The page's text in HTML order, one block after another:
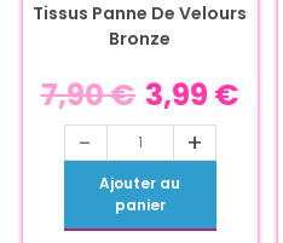
Tissus Panne De Velours
Bronze
7,90€ 3,99 €
- +
Ajouter au
panier